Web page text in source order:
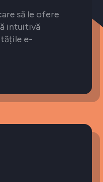
să le ofere
intuitivă
e-